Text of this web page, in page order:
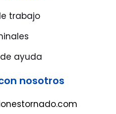
trabajo
ayuda
nosotros